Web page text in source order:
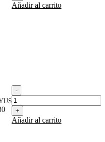
Rojo
Añadir al carrito
Mousepad
Gamer
70x30cm
Gaming
D0503
Añadir al carrito